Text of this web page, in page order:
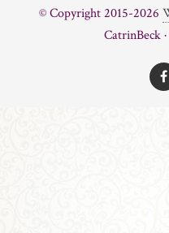
© Copyright 2015-2026
CatrinBeck